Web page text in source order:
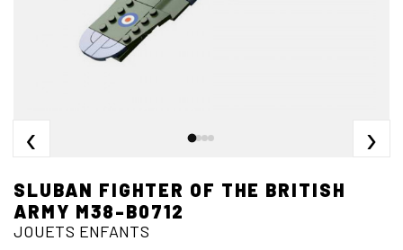
‹ ›
SLUBAN FIGHTER OF THE BRITISH
ARMY M38-B0712
JOUETS ENFANTS